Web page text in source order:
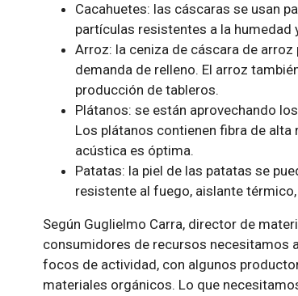
Cacahuetes: las cáscaras se usan
partículas resistentes a la humedad
Arroz: la ceniza de cáscara de
demanda de relleno. El arroz
producción de tableros.
Plátanos: se están aprovechando
Los plátanos contienen fibra de
acústica es óptima.
Patatas: la piel de las patatas se
resistente al fuego, aislante
Según Guglielmo Carra, director de
consumidores de recursos necesitamos
focos de actividad, con algunos
materiales orgánicos. Lo que